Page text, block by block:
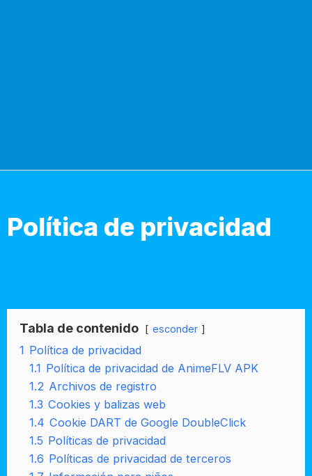
Política de privacidad
Tabla de contenido esconder
1 Política de privacidad
1.1 Política de privacidad de AnimeFLV APK
1.2 Archivos de registro
1.3 Cookies y balizas web
1.4 Cookie DART de Google DoubleClick
1.5 Políticas de privacidad
1.6 Políticas de privacidad de terceros